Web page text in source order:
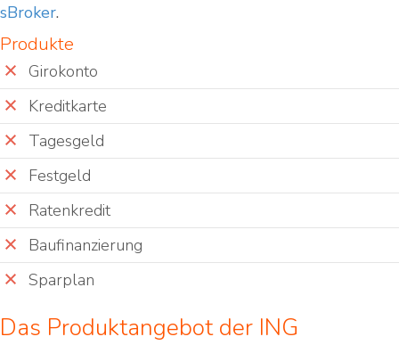
sBroker.
Produkte
Girokonto
Kreditkarte
Tagesgeld
Festgeld
Ratenkredit
Baufinanzierung
Sparplan
Das Produktangebot der ING